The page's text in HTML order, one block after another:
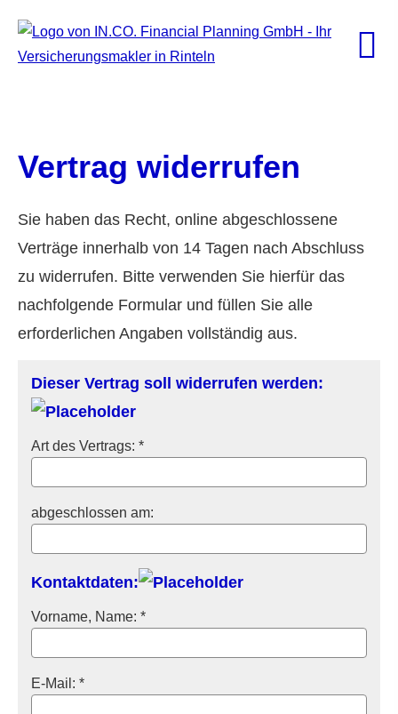
Vertrag widerrufen
Sie haben das Recht, online abgeschlossene
Verträge innerhalb von 14 Tagen nach Abschluss
zu widerrufen. Bitte verwenden Sie hierfür das
nachfolgende Formular und füllen Sie alle
erforderlichen Angaben vollständig aus.
Dieser Vertrag soll widerrufen werden:
Art des Vertrags: *
abgeschlossen am:
Kontaktdaten:
Vorname, Name: *
E-Mail: *